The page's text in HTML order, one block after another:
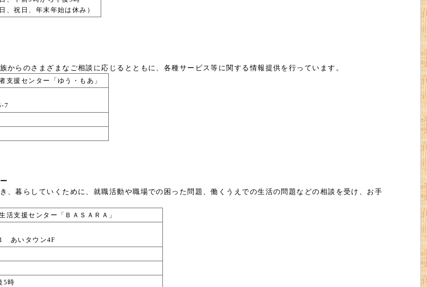
、祝日、年末年始は休み）
からのさまざまなご相談に応じるとともに、各種サービス等に関する情報提供を行っています。
支援センター「ゆう・もあ」
7
、暮らしていくために、就職活動や職場での困った問題、働くうえでの生活の問題などの相談を受け、お手
活支援センター「ＢＡＳＡＲＡ」
あいタウン4F
5時